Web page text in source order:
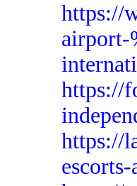
https://
airport-
https://
https://